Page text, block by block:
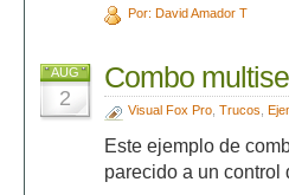
Por: David Amador T
AUG
2
Combo
Visual Fox Pro, Trucos
Este ejemplo de
parecido a un control